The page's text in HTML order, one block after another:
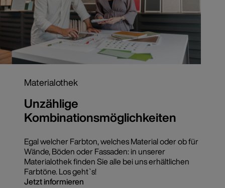
Materialothek
Unzählige
Kombinationsmöglichkeiten
Egal welcher Farbton, welches Material oder ob für
Wände, Böden oder Fassaden: in unserer
Materialothek finden Sie alle bei uns erhältlichen
Farbtöne. Los geht`s!
Jetzt informieren